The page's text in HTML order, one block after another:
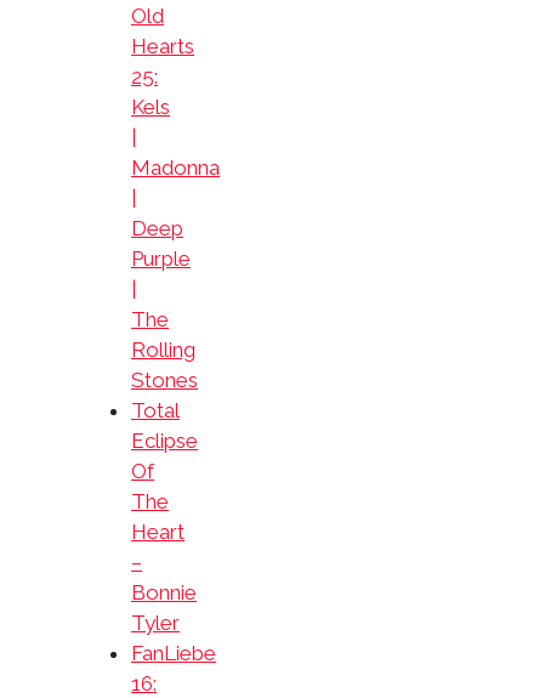
Old
Hearts
25:
Kels
Madonna
Deep
Purple
The
Rolling
Stones
Total
Eclipse
Of
The
Heart
–
Bonnie
Tyler
FanLiebe
16: